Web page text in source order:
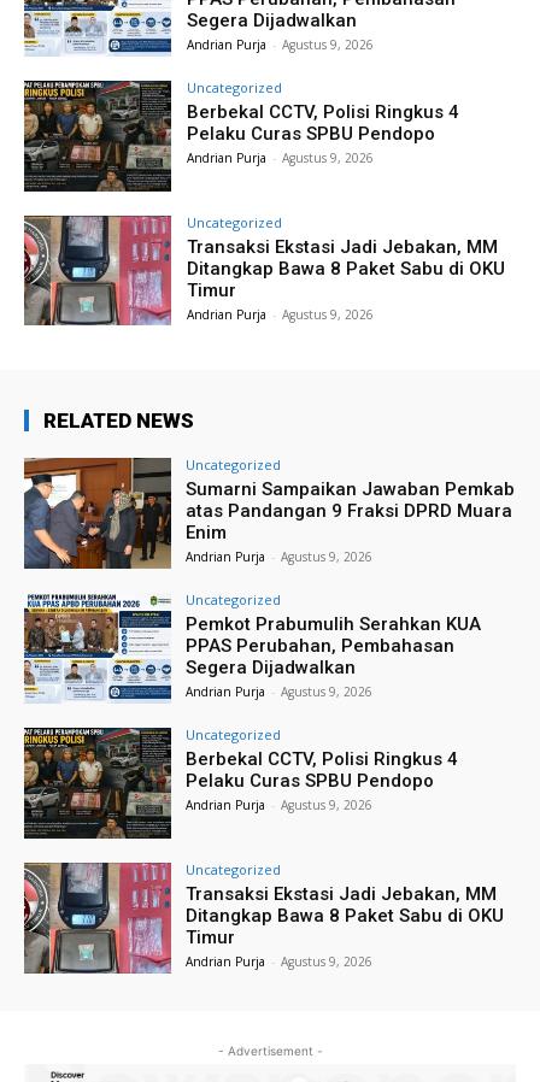
Segera Dijadwalkan
Andrian Purja - Agustus 9, 2026
Uncategorized
Berbekal CCTV, Polisi Ringkus 4
Pelaku Curas SPBU Pendopo
Andrian Purja - Agustus 9, 2026
Uncategorized
Transaksi Ekstasi Jadi Jebakan, MM
Ditangkap Bawa 8 Paket Sabu di OKU
Timur
Andrian Purja - Agustus 9, 2026
RELATED NEWS
Uncategorized
Sumarni Sampaikan Jawaban Pemkab
atas Pandangan 9 Fraksi DPRD Muara
Enim
Andrian Purja - Agustus 9, 2026
Uncategorized
Pemkot Prabumulih Serahkan KUA
PPAS Perubahan, Pembahasan
Segera Dijadwalkan
Andrian Purja - Agustus 9, 2026
Uncategorized
Berbekal CCTV, Polisi Ringkus 4
Pelaku Curas SPBU Pendopo
Andrian Purja - Agustus 9, 2026
Uncategorized
Transaksi Ekstasi Jadi Jebakan, MM
Ditangkap Bawa 8 Paket Sabu di OKU
Timur
Andrian Purja - Agustus 9, 2026
- Advertisement -